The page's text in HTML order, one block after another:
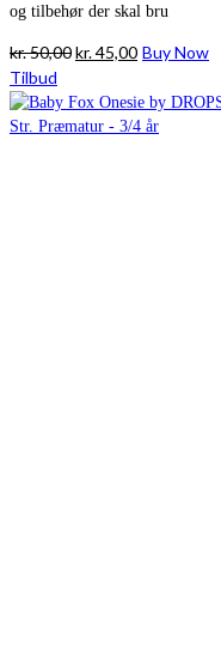
og tilbehør der skal bru
kr.50,00Den
pris
var:
kr.45,00Den
pris
er:
Buy Now
Tilbud